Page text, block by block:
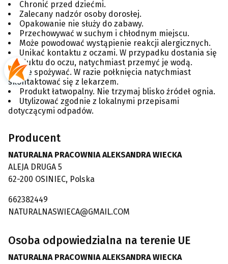
Chronić przed dziećmi.
Zalecany nadzór osoby dorosłej.
Opakowanie nie służy do zabawy.
Przechowywać w suchym i chłodnym miejscu.
Może powodować wystąpienie reakcji alergicznych.
Unikać kontaktu z oczami. W przypadku dostania się
produktu do oczu, natychmiast przemyć je wodą.
Nie spożywać. W razie połknięcia natychmiast
skontaktować się z lekarzem.
Produkt łatwopalny. Nie trzymaj blisko źródeł ognia.
Utylizować zgodnie z lokalnymi przepisami
dotyczącymi odpadów.
Producent
NATURALNA PRACOWNIA ALEKSANDRA WIECKA
ALEJA DRUGA 5
62-200 OSINIEC, Polska
662382449
NATURALNASWIECA@GMAIL.COM
Osoba odpowiedzialna na terenie UE
NATURALNA PRACOWNIA ALEKSANDRA WIECKA